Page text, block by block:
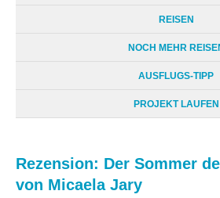
REISEN
NOCH MEHR
AUSFLUGS-TIPP
PROJEKT LAUFEN
Rezension: Der Sommer
von Micaela Jary